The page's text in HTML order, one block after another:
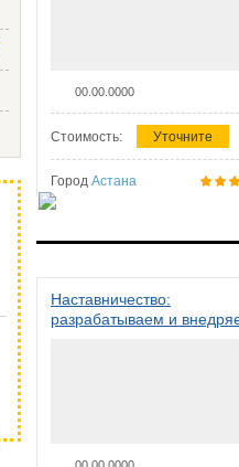
00.00.0000
Стоимость: Уточните
Город Астана
Наставничество:
разрабатываем и